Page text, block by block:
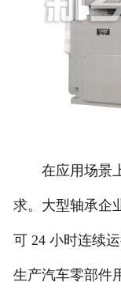
在应用场景上
求。大型轴承企
可 24 小时连续
生产汽车零部件